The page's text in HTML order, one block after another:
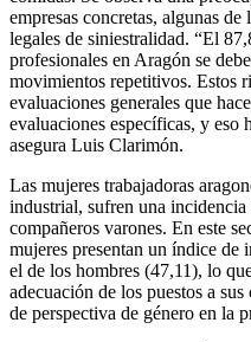
empresas concretas, algunas
legales de siniestralidad. “El
profesionales en Aragón se
movimientos repetitivos. Estos
evaluaciones generales que
evaluaciones específicas, y eso
asegura Luis Clarimón.
Las mujeres trabajadoras
industrial, sufren una incidencia
compañeros varones. En este
mujeres presentan un índice de
el de los hombres (47,11), lo
adecuación de los puestos a
de perspectiva de género en la